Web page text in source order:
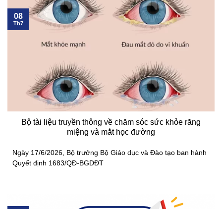
Bộ tài liệu truyền thông về chăm sóc sức khỏe răng
miệng và mắt học đường
Ngày 17/6/2026, Bộ trưởng Bộ Giáo dục và Đào tạo ban hành
Quyết định 1683/QĐ-BGDĐT
08
Th7